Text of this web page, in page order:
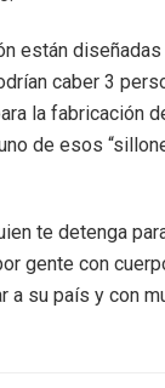
están
caber 3
la fabricación
de esos
te detenga
gente con
a su país y con